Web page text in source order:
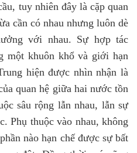
tuy nhiên đây là cặp quan
cần có nhau nhưng luôn dè
với nhau. Sự hợp tác
một khuôn khổ và giới hạn
hiện được nhìn nhận là
quan hệ giữa hai nước tồn
sâu rộng lẫn nhau, lẫn sự
Phụ thuộc vào nhau, không
nào hạn chế được sự bất